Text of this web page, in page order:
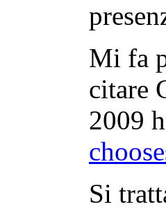
Mi fa
citare
2009
Si